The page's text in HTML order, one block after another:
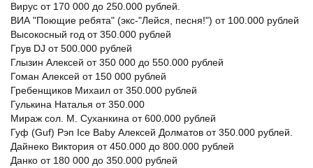
Вирус от 170 000 до 250.000 рублей.
ВИА "Поющие ребята" (экс-"Лейся, песня!") от 100.000 рублей
Высокосный год от 350.000 рублей
Грув DJ от 500.000 рублей
Глызин Алексей от 350 000 до 550.000 рублей
Гоман Алексей от 150 000 рублей
Гребенщиков Михаил от 350.000 рублей
Гулькина Наталья от 350.000
Мираж сол. М. Суханкина от 600.000 рублей
Гуф (Guf) Рэп Ice Baby Алексей Долматов от 350.000 рублей.
Дайнеко Виктория от 450.000 до 800.000 рублей
Данко от 180 000 до 350.000 рублей